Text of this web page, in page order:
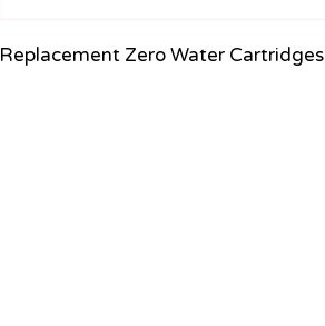
Replacement Zero Water Cartridges